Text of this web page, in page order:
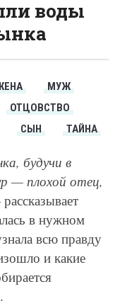
воды
МУЖ
ОТЦОВСТВО
СЫН ТАЙНА
будучи в
— плохой отец,
в нужном
всю правду
и какие